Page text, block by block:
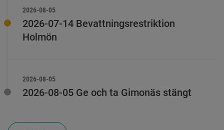
2026-08-05
2026-07-14 Bevattningsrestriktion
Holmön
2026-08-05
2026-08-05 Ge och ta Gimonäs stängt